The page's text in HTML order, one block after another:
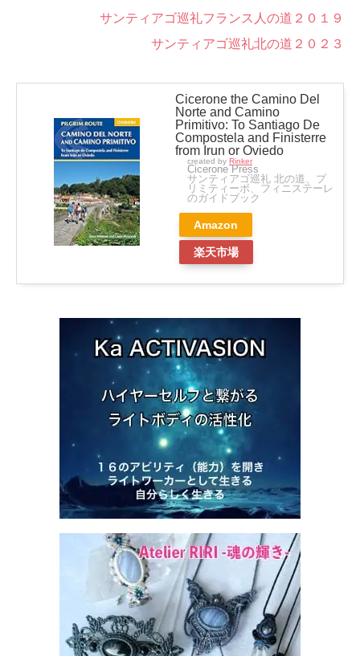
サンティアゴ巡礼フランス人の道２０１９
サンティアゴ巡礼北の道２０２３
Cicerone the Camino Del
Norte and Camino
Primitivo: To Santiago De
Compostela and Finisterre
from Irun or Oviedo
created by Rinker
Cicerone Press
サンティアゴ巡礼 北の道、プ
リミティーボ、フィニステーレ
のガイドブック
Amazon
楽天市場